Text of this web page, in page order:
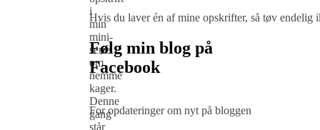
i
min
mini-
serie
om
nemme
kager.
Denne
gang
står
Hvis du laver én af mine opskrifter, så tøv endelig
Følg min blog på
Facebook
For opdateringer om nyt på bloggen